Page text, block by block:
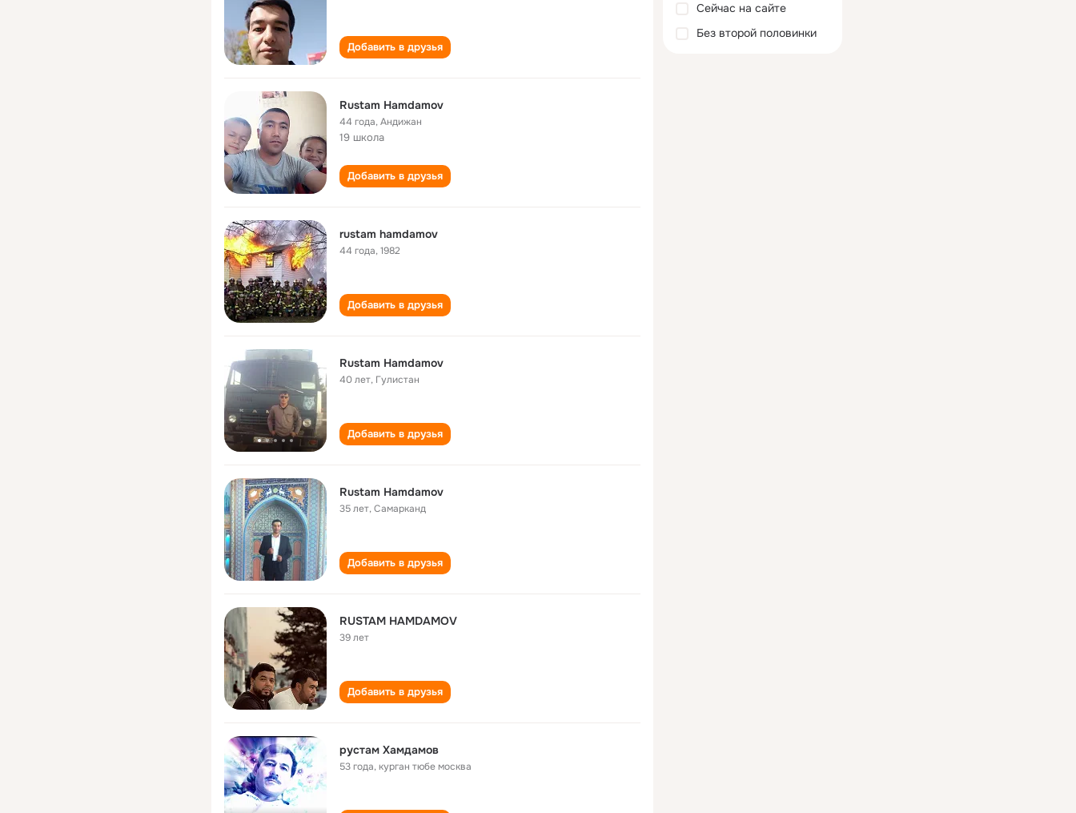
Добавить в друзья
Rustam Hamdamov
44 года,Андижан
19 школа
Добавить в друзья
rustam hamdamov
44 года,1982
Добавить в друзья
Rustam Hamdamov
40 лет, Гулистан
Добавить в друзья
Rustam Hamdamov
35 лет,Самарканд
Добавить в друзья
RUSTAM HAMDAMOV
39 лет
Добавить в друзья
рустам Хамдамов
53 года,курган тюбе москва
Сейчас на сайте
Без второй половинки